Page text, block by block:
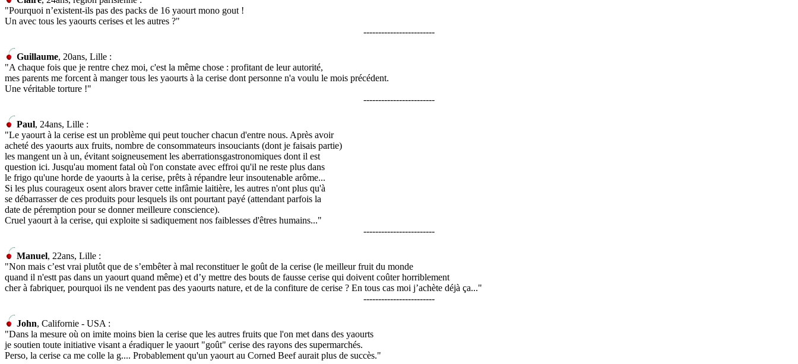
"Pourquoi n’existent-ils pas des packs de 16 yaourt mono gout !
Un avec tous les yaourts cerises et les autres ?"
------------------------
Guillaume, 20ans, Lille :
"A chaque fois que je rentre chez moi, c'est la même chose : profitant de leur autorité,
mes parents me forcent à manger tous les yaourts à la cerise dont personne n'a voulu le mois précédent.
Une véritable torture !"
------------------------
Paul, 24ans, Lille :
"Le yaourt à la cerise est un problème qui peut toucher chacun d'entre nous. Après avoir
acheté des yaourts aux fruits, nombre de consommateurs insouciants (dont je faisais partie)
les mangent un à un, évitant soigneusement les aberrationsgastronomiques dont il est
question ici. Jusqu'au moment fatal où l'on constate avec effroi qu'il ne reste plus dans
le frigo qu'une horde de yaourts à la cerise, prêts à répandre leur insoutenable arôme...
Si les plus courageux osent alors braver cette infâmie laitière, les autres n'ont plus qu'à
se débarrasser de ces produits pour lesquels ils ont pourtant payé (attendant parfois la
date de péremption pour se donner meilleure conscience).
Cruel yaourt à la cerise, qui exploite si sadiquement nos faiblesses d'êtres humains..."
------------------------
Manuel, 22ans, Lille :
"Non mais c’est vrai plutôt que de s’embêter à mal reconstituer le goût de la cerise (le meilleur fruit du monde
quand il n'estt pas dans un yaourt quand même) et d’y mettre des bouts de fausse cerise qui doivent coûter horriblement
cher à fabriquer, pourquoi ils ne vendent pas des yaourts nature, et de la confiture de cerise ? En tous cas moi j’achète déjà ça..."
------------------------
John, Californie - USA :
"Dans la mesure où on imite moins bien la cerise que les autres fruits que l'on met dans des yaourts
je soutien toute initiative visant a éradiquer le yaourt "goût" cerise des rayons des supermarchés.
Perso, la cerise ca me colle la g.... Probablement qu'un yaourt au Corned Beef aurait plus de succès."